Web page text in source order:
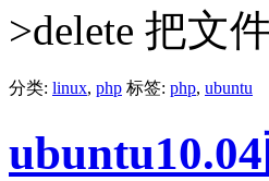
>delete 把文
分类: linux, php 标签: php, ubuntu